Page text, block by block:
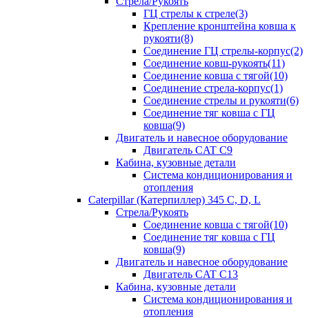
ГЦ стрелы к стреле(3)
Крепление кронштейна ковша к
рукояти(8)
Соединение ГЦ стрелы-корпус(2)
Соединение ковш-рукоять(11)
Соединение ковша с тягой(10)
Соединение стрела-корпус(1)
Соединение стрелы и рукояти(6)
Соединение тяг ковша с ГЦ
ковша(9)
Двигатель и навесное оборудование
Двигатель CAT C9
Кабина, кузовные детали
Система кондиционирования и
отопления
Caterpillar (Катерпиллер) 345 C, D, L
Стрела/Рукоять
Соединение ковша с тягой(10)
Соединение тяг ковша с ГЦ
ковша(9)
Двигатель и навесное оборудование
Двигатель CAT C13
Кабина, кузовные детали
Система кондиционирования и
отопления